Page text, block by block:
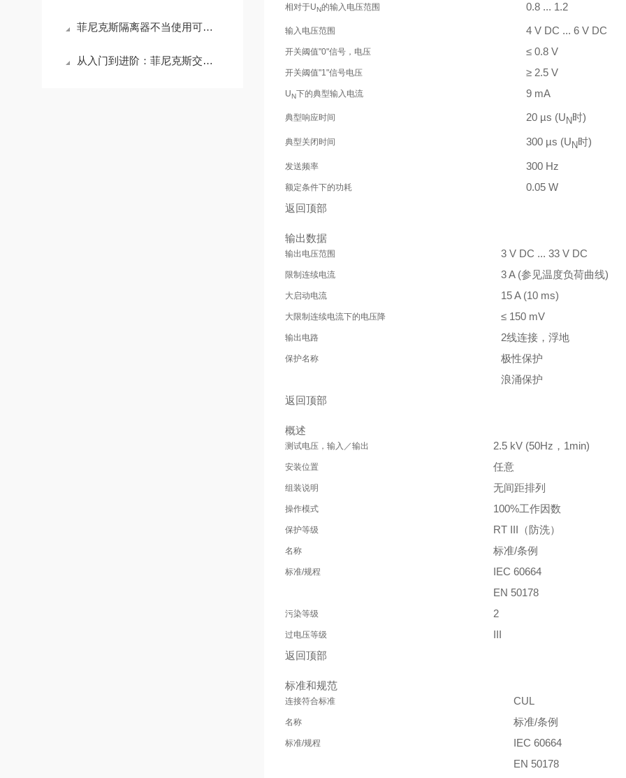
菲尼克斯隔离器不当使用可能导致设备故障
从入门到进阶：菲尼克斯交换机指南
相对于UN的输入电压范围 0.8 ... 1.2
输入电压范围 4 V DC ... 6 V DC
开关阈值"0"信号，电压 ≤ 0.8 V
开关阈值"1"信号电压 ≥ 2.5 V
UN下的典型输入电流 9 mA
典型响应时间 20 µs (U N时)
典型关闭时间 300 µs (U N时)
发送频率 300 Hz
额定条件下的功耗
0.05 W
返回顶部
输出数据
输出电压范围 3 V DC ... 33 V DC
限制连续电流 3 A (参见温度负荷曲线)
大启动电流 15 A (10 ms)
大限制连续电流下的电压降 ≤ 150 mV
输出电路 2线连接，浮地
保护名称
极性保护
浪涌保护
返回顶部
概述
测试电压，输入／输出 2.5 kV (50Hz，1min)
安装位置 任意
组装说明 无间距排列
操作模式 100%工作因数
保护等级 RT III（防洗）
名称 标准/条例
标准/规程
IEC 60664
EN 50178
污染等级 2
过电压等级
III
返回顶部
标准和规范
连接符合标准 CUL
名称 标准/条例
标准/规程
IEC 60664
EN 50178